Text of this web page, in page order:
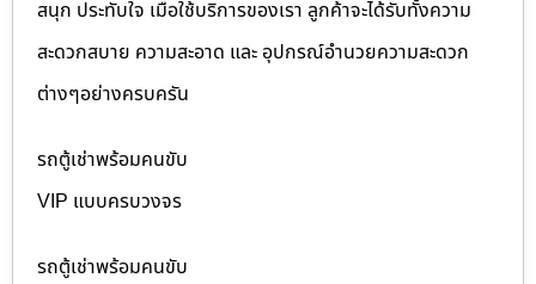
สนุก ประทับใจ เมื่อใช้บริการของเรา ลูกค้าจะได้รับทั้งความ
สะดวกสบาย ความสะอาด และ อุปกรณ์อำนวยความสะดวก
ต่างๆอย่างครบครัน
รถตู้เช่าพร้อมคนขับ
VIP แบบครบวงจร
รถตู้เช่าพร้อมคนขับ